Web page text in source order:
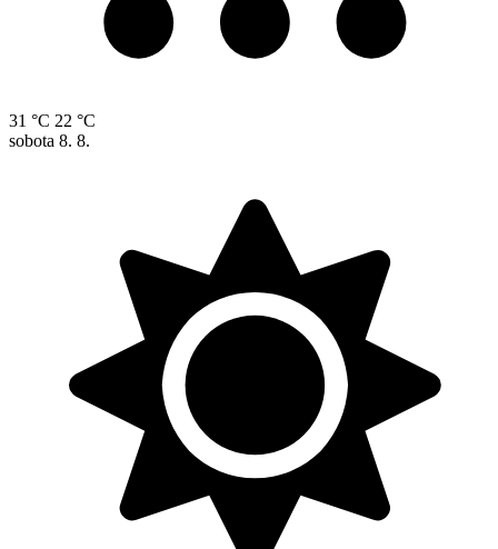
31 °C 22 °C
sobota 8. 8.